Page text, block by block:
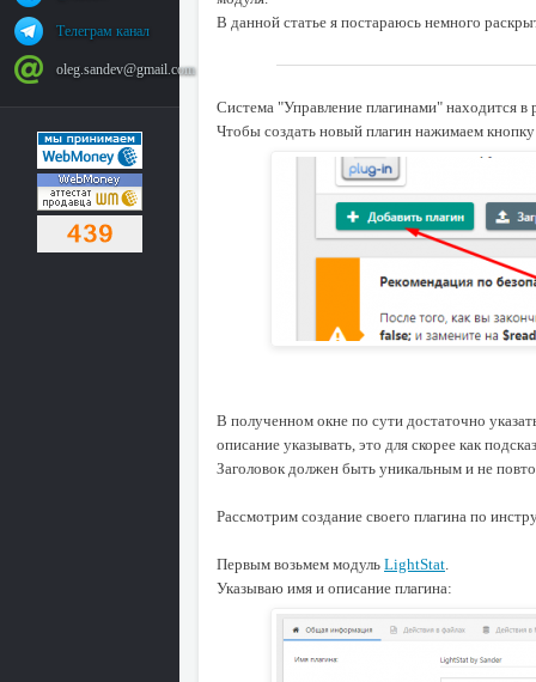
В данной статье я постараюсь немного
Система "Управление плагинами" находится в
Чтобы создать новый плагин нажимаем
В полученном окне по сути достаточно
описание указывать, это для скорее как
Заголовок должен быть уникальным и не
Рассмотрим создание своего плагина по
Первым возьмем модуль LightStat.
Указываю имя и описание плагина:
Телеграм канал
oleg.sandev@gmail.com